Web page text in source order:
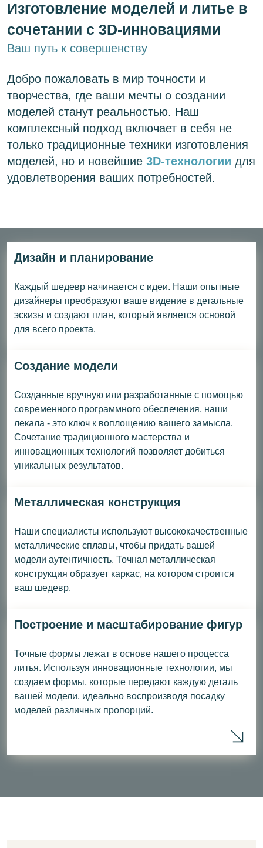
Изготовление моделей и литье в
сочетании с 3D-инновациями
Ваш путь к совершенству
Добро пожаловать в мир точности и
творчества, где ваши мечты о создании
моделей станут реальностью. Наш
комплексный подход включает в себя не
только традиционные техники изготовления
моделей, но и новейшие 3D-технологии для
удовлетворения ваших потребностей.
Дизайн и планирование
Каждый шедевр начинается с идеи. Наши опытные
дизайнеры преобразуют ваше видение в детальные
эскизы и создают план, который является основой
для всего проекта.
Создание модели
Созданные вручную или разработанные с помощью
современного программного обеспечения, наши
лекала - это ключ к воплощению вашего замысла.
Сочетание традиционного мастерства и
инновационных технологий позволяет добиться
уникальных результатов.
Металлическая конструкция
Наши специалисты используют высококачественные
металлические сплавы, чтобы придать вашей
модели аутентичность. Точная металлическая
конструкция образует каркас, на котором строится
ваш шедевр.
Построение и масштабирование фигур
Точные формы лежат в основе нашего процесса
литья. Используя инновационные технологии, мы
создаем формы, которые передают каждую деталь
вашей модели, идеально воспроизводя посадку
моделей различных пропорций.